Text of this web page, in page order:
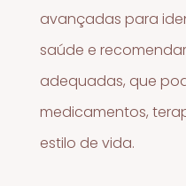
avançadas para
saúde e
adequadas, que
medicamentos,
estilo de vida.